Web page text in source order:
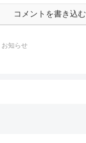
コメントを書き込む
お知らせ